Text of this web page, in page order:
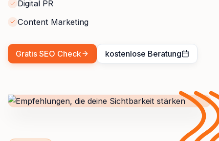
Digital PR
Content Marketing
Gratis SEO Check kostenlose Beratung